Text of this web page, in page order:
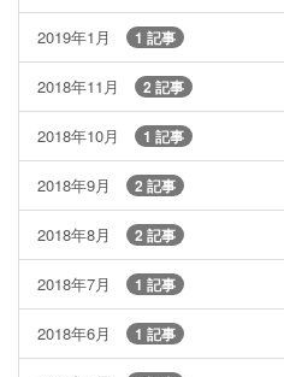
2019年1月 1 記事
2018年11月 2 記事
2018年10月 1 記事
2018年9月 2 記事
2018年8月 2 記事
2018年7月 1 記事
2018年6月 1 記事